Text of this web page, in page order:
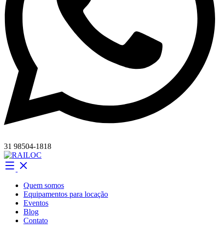
31 98504-1818
Quem somos
Equipamentos para locação
Eventos
Blog
Contato